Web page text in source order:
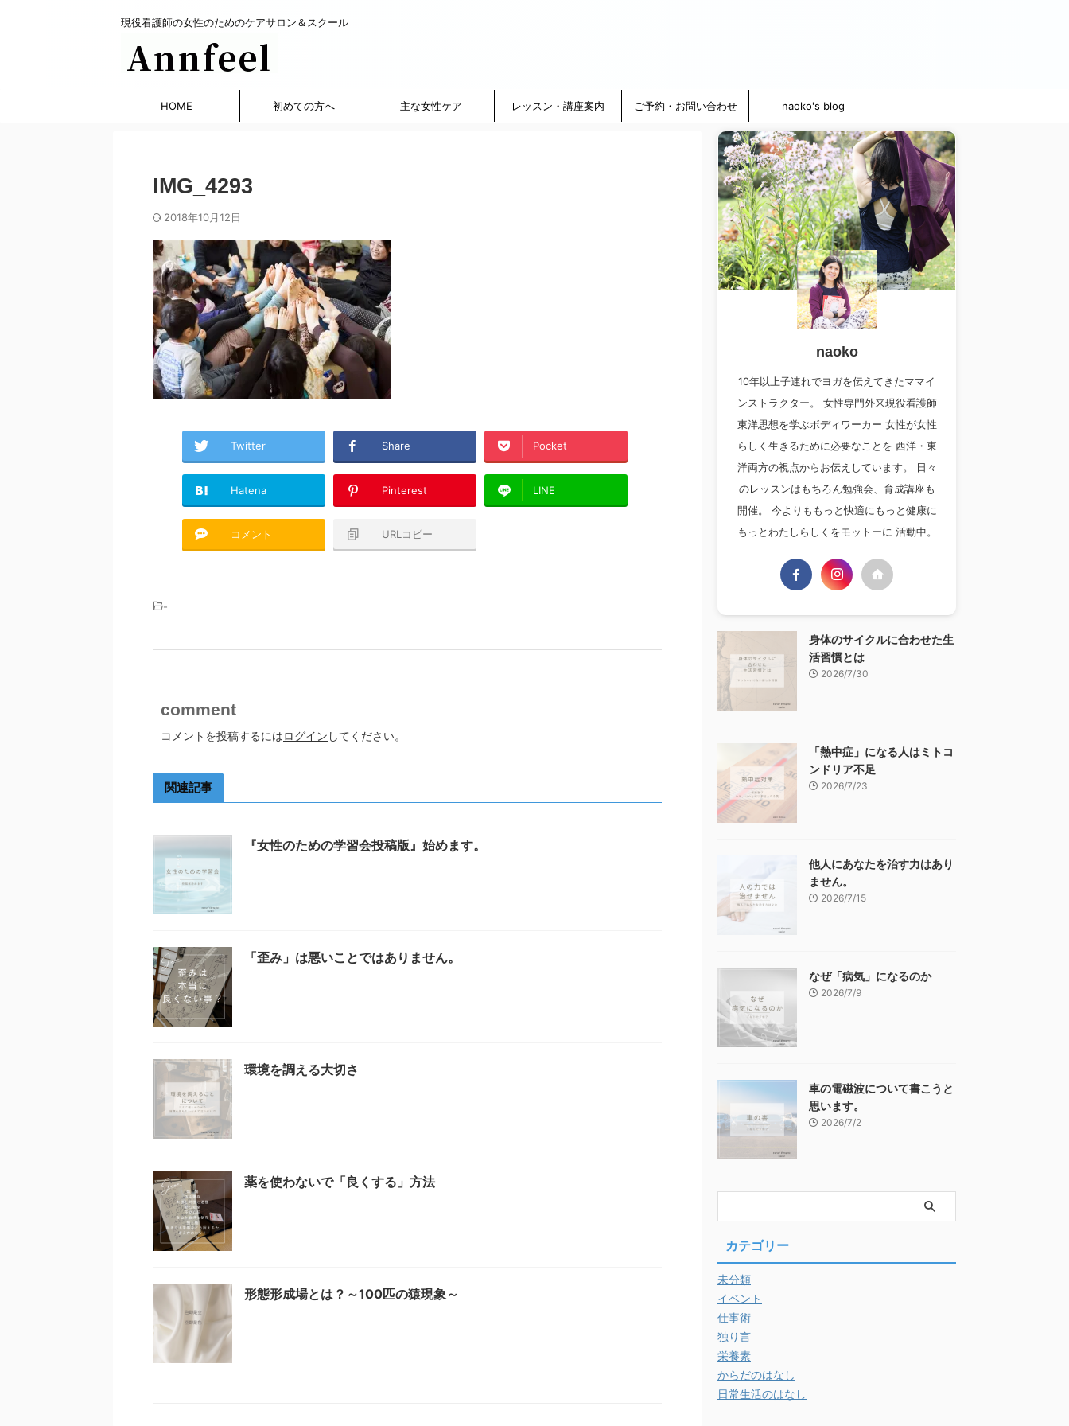
現役看護師の女性のためのケアサロン＆スクール
HOME 初めての方へ 主な女性ケア レッスン・講座案内 ご予約・お問い合わせ naoko's blog
IMG_4293
2018年10月12日
Twitter Share Pocket
Hatena Pinterest LINE
コメント URLコピー
-
comment
コメントを投稿するにはログイン してください。
関連記事
『女性のための学習会投稿版』始めます。
「歪み」は悪いことではありません。
環境を調える大切さ
薬を使わないで「良くする」方法
形態形成場とは？～100匹の猿現象～
naoko
10年以上子連れでヨガを伝えてきたママイ
ンストラクター。 女性専門外来現役看護師
東洋思想を学ぶボディワーカー 女性が女性
らしく生きるために必要なことを 西洋・東
洋両方の視点からお伝えしています。 日々
のレッスンはもちろん勉強会、育成講座も
開催。 今よりももっと快適にもっと健康に
もっとわたしらしくをモットーに 活動中。
身体のサイクルに合わせた生
活習慣とは
2026/7/30
「熱中症」になる人はミトコ
ンドリア不足
2026/7/23
他人にあなたを治す力はあり
ません。
2026/7/15
なぜ「病気」になるのか
2026/7/9
車の電磁波について書こうと
思います。
2026/7/2
カテゴリー
未分類
イベント
仕事術
独り言
栄養素
からだのはなし
日常生活のはなし